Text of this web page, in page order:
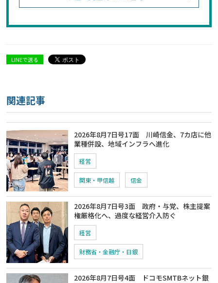
LINEで送る
関連記事
2026年8月7日号17面 川崎信金、7カ店に他
業種併設、地域インフラへ進化
経営
関東・甲信越 信金
2026年8月7日号3面 政府・与党、株主提案
権厳格化へ、過度な経営介入防ぐ
経営
財務省・金融庁・日銀
2026年8月7日号4面 ドコモSMTBネット銀